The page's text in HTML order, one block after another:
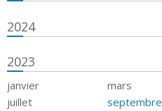
2024
2023
janvier mars
juillet
septembre